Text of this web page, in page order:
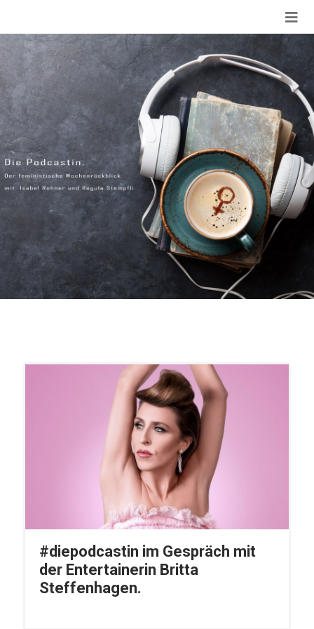
#diepodcastin im Gespräch mit
der Entertainerin Britta
Steffenhagen.